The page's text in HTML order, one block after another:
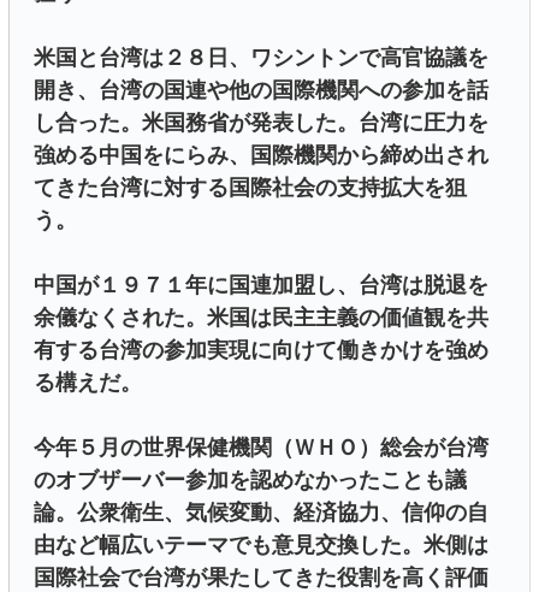
米国と台湾は２８日、ワシントンで高官協議を
開き、台湾の国連や他の国際機関への参加を話
し合った。米国務省が発表した。台湾に圧力を
強める中国をにらみ、国際機関から締め出され
てきた台湾に対する国際社会の支持拡大を狙
う。
中国が１９７１年に国連加盟し、台湾は脱退を
余儀なくされた。米国は民主主義の価値観を共
有する台湾の参加実現に向けて働きかけを強め
る構えだ。
今年５月の世界保健機関（ＷＨＯ）総会が台湾
のオブザーバー参加を認めなかったことも議
論。公衆衛生、気候変動、経済協力、信仰の自
由など幅広いテーマでも意見交換した。米側は
国際社会で台湾が果たしてきた役割を高く評価